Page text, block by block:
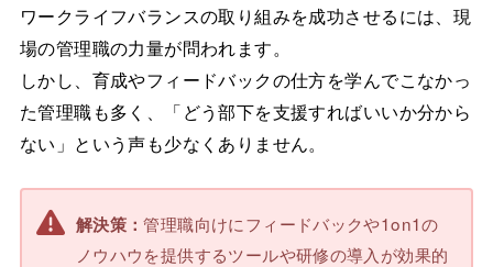
ワークライフバランスの取り組みを成功させるには、現
場の管理職の力量が問われます。
しかし、育成やフィードバックの仕方を学んでこなかっ
た管理職も多く、「どう部下を支援すればいいか分から
ない」という声も少なくありません。
解決策：管理職向けにフィードバックや1on1の
ノウハウを提供するツールや研修の導入が効果的